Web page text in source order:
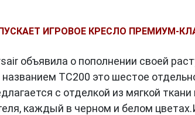
ИГРОВОЕ КРЕСЛО ПРЕМИУМ-
объявила о пополнении своей
TC200 это шестое
с отделкой из мягкой
каждый в черном и белом